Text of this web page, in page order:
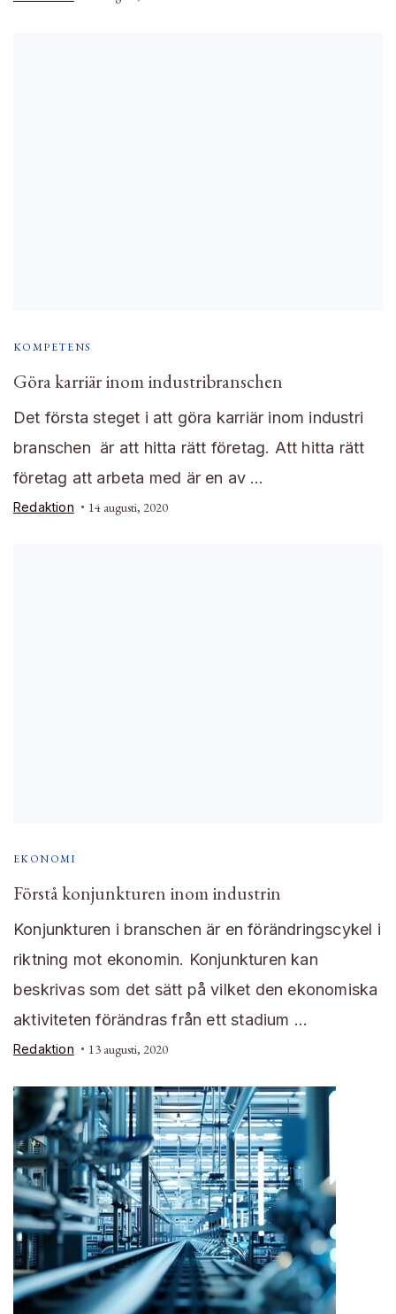
KOMPETENS
Göra karriär inom industribranschen
Det första steget i att göra karriär inom industri
branschen är att hitta rätt företag. Att hitta rätt
företag att arbeta med är en av …
Redaktion 14 augusti, 2020
EKONOMI
Förstå konjunkturen inom industrin
Konjunkturen i branschen är en förändringscykel i
riktning mot ekonomin. Konjunkturen kan
beskrivas som det sätt på vilket den ekonomiska
aktiviteten förändras från ett stadium …
Redaktion 13 augusti, 2020